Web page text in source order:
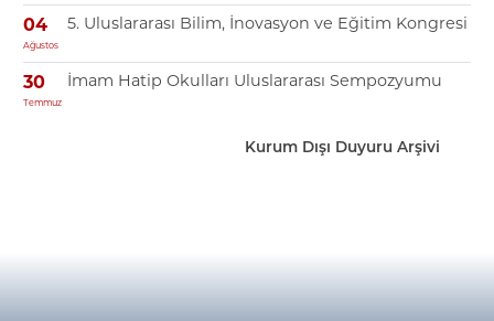
04
Ağustos
5. Uluslararası Bilim, İnovasyon ve Eğitim Kongresi
30
Temmuz
İmam Hatip Okulları Uluslararası Sempozyumu
Kurum Dışı Duyuru Arşivi